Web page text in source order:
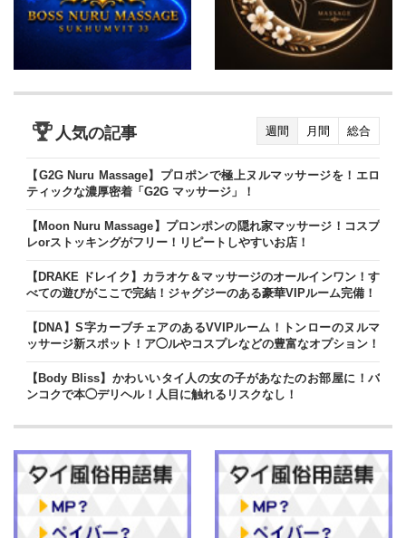
人気の記事 週間 月間 総合
【G2G Nuru Massage】プロポンで極上ヌルマッサージを！エロ
ティックな濃厚密着「G2G マッサージ」！
【Moon Nuru Massage】プロンポンの隠れ家マッサージ！コスプ
レorストッキングがフリー！リピートしやすいお店！
【DRAKE ドレイク】カラオケ＆マッサージのオールインワン！す
べての遊びがここで完結！ジャグジーのある豪華VIPルーム完備！
【DNA】S字カーブチェアのあるVVIPルーム！トンローのヌルマ
ッサージ新スポット！ア◯ルやコスプレなどの豊富なオプション！
【Body Bliss】かわいいタイ人の女の子があなたのお部屋に！バ
ンコクで本◯デリヘル！人目に触れるリスクなし！